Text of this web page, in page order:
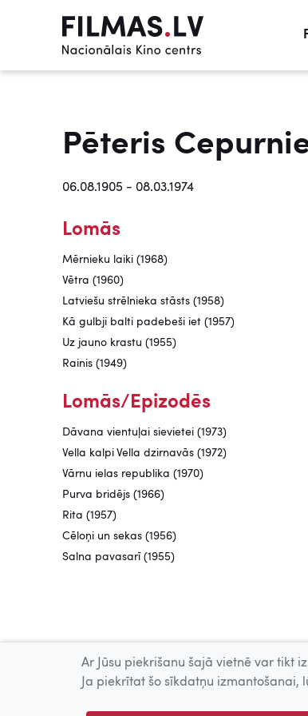
Pēteris
06.08.1905 - 08.03.1974
Lomās
Mērnieku laiki (1968)
Vētra (1960)
Latviešu strēlnieka stāsts (1958)
Kā gulbji balti padebeši iet (1957)
Uz jauno krastu (1955)
Rainis (1949)
Lomās/Epizodēs
Dāvana vientuļai sievietei (1973)
Vella kalpi Vella dzirnavās (1972)
Vārnu ielas republika (1970)
Purva bridējs (1966)
Rita (1957)
Cēloņi un sekas (1956)
Salna pavasarī (1955)
Ar Jūsu piekrišanu šajā vietnē var tikt
Ja piekrītat šo sīkdatņu izmantošanai,